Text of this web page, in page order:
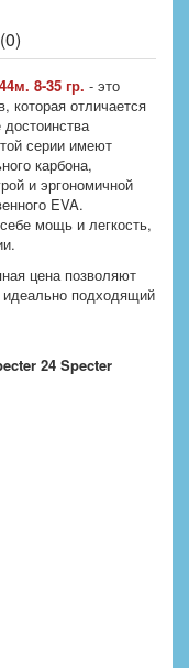
8-35 гр. - это
которая отличается
серии имеют
карбона,
и эргономичной
EVA.
мощь и легкость,
цена позволяют
подходящий
24 Specter